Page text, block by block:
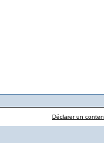
Déclarer un